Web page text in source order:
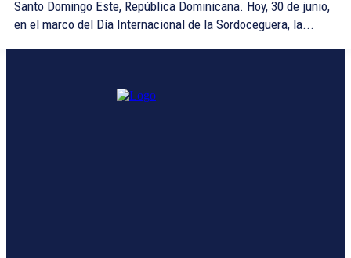
Santo Domingo Este, República Dominicana. Hoy, 30 de junio,
en el marco del Día Internacional de la Sordoceguera, la...